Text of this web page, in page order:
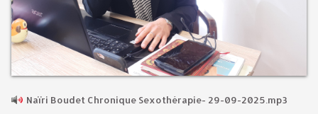
Naïri Boudet Chronique Sexothérapie- 29-09-2025.mp3